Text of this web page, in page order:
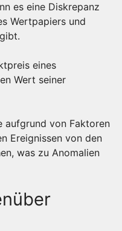
es eine Diskrepanz
Wertpapiers und
gibt.
eines
Wert seiner
aufgrund von Faktoren
Ereignissen von den
was zu Anomalien